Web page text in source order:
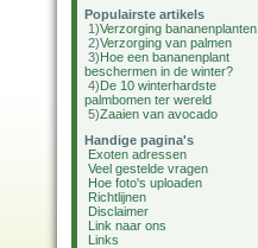
Populairste artikels
1)Verzorging bananenplanten
2)Verzorging van palmen
3)Hoe een bananenplant
beschermen in de winter?
4)De 10 winterhardste
palmbomen ter wereld
5)Zaaien van avocado
Handige pagina's
Exoten adressen
Veel gestelde vragen
Hoe foto's uploaden
Richtlijnen
Disclaimer
Link naar ons
Links